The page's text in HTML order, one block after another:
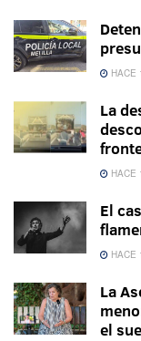
HACE
La
HACE
El
HACE
La
el